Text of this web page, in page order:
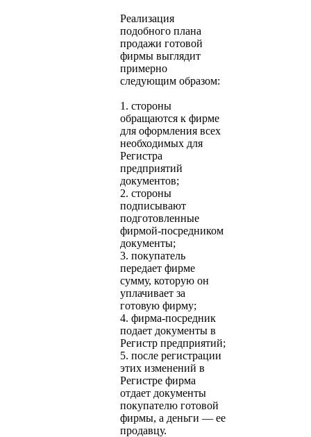
Реализация
подобного плана
продажи готовой
фирмы выглядит
примерно
следующим образом:
1. стороны
обращаются к фирме
для оформления всех
необходимых для
Регистра
предприятий
документов;
2. стороны
подписывают
подготовленные
фирмой-посредником
документы;
3. покупатель
передает фирме
сумму, которую он
уплачивает за
готовую фирму;
4. фирма-посредник
подает документы в
Регистр предприятий;
5. после регистрации
этих изменений в
Регистре фирма
отдает документы
покупателю готовой
фирмы, а деньги — ее
продавцу.